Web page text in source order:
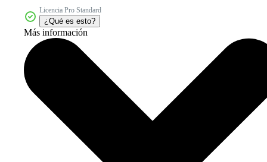
Licencia Pro Standard
¿Qué es esto?
Más información